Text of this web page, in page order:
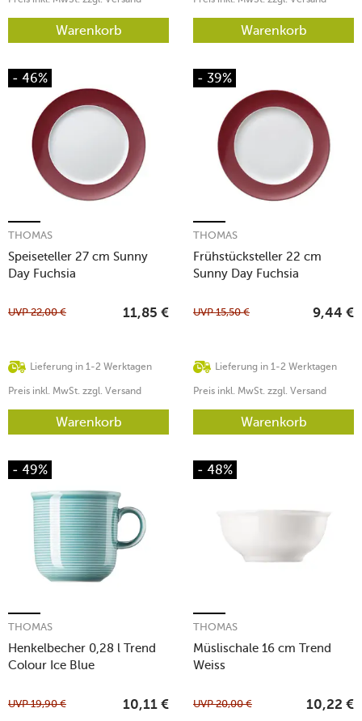
Warenkorb Warenkorb
- 46%
Speiseteller 27 cm Sunny
Day Fuchsia
THOMAS
Lieferung in 1-2 Werktagen
UVP22,00 € 11,85 €
Preis inkl. MwSt. zzgl. Versand
Warenkorb
- 39%
Frühstücksteller 22 cm
Sunny Day Fuchsia
THOMAS
Lieferung in 1-2 Werktagen
UVP15,50 € 9,44 €
Preis inkl. MwSt. zzgl. Versand
Warenkorb
- 49%
Henkelbecher 0,28 l Trend
Colour Ice Blue
THOMAS
UVP19,90 € 10,11 €
- 48%
Müslischale 16 cm Trend
Weiss
THOMAS
UVP20,00 € 10,22 €